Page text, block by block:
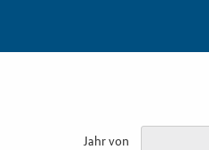
Jahr von